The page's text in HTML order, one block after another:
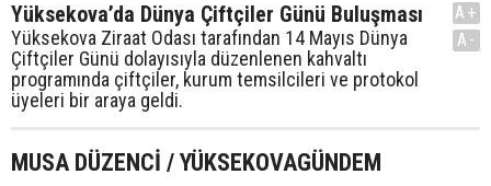
Yüksekova’da Dünya Çiftçiler Günü Buluşması
Yüksekova Ziraat Odası tarafından 14 Mayıs Dünya
Çiftçiler Günü dolayısıyla düzenlenen kahvaltı
programında çiftçiler, kurum temsilcileri ve protokol
üyeleri bir araya geldi.
A+
A-
MUSA DÜZENCİ / YÜKSEKOVAGÜNDEM